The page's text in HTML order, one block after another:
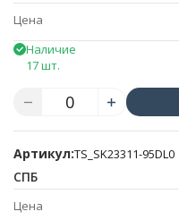
Цена
Наличие
17 шт.
Артикул:TS_SK23311-95DL0
СПБ
Цена